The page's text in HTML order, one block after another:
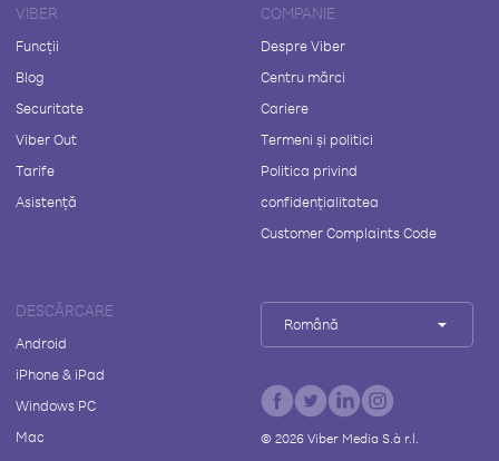
VIBER
Funcții
Blog
Securitate
Viber Out
Tarife
Asistență
COMPANIE
Despre Viber
Centru mărci
Cariere
Termeni și politici
Politica privind
confidențialitatea
Customer Complaints Code
DESCĂRCARE
Android
iPhone & iPad
Windows PC
Mac
Română
© 2026Viber Media S.à r.l.